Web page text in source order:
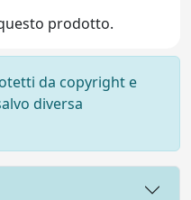
prodotto.
da copyright e
diversa